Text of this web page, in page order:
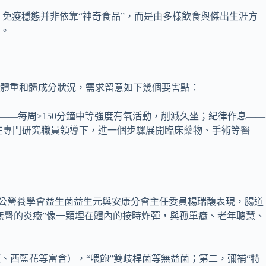
疫穩態并非依靠“神奇食品”，而是由多樣飲食與傑出生涯方
重和體成分狀況，需求留意如下幾個要害點：
每周≥150分鐘中等強度有氧活動，削減久坐；紀律作息——
門研究職員領導下，進一個步驟展開臨床藥物、手術等醫
營養學會益生菌益生元與安康分會主任委員楊瑞馥表現，腸道
聲的炎癥”像一顆埋在體內的按時炸彈，與孤單癥、老年聰慧、
西藍花等富含），“喂飽”雙歧桿菌等無益菌；第二，彌補“特